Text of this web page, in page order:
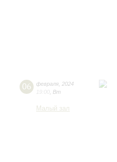
06 февраля 2024
19:00 Вт
Малый зал